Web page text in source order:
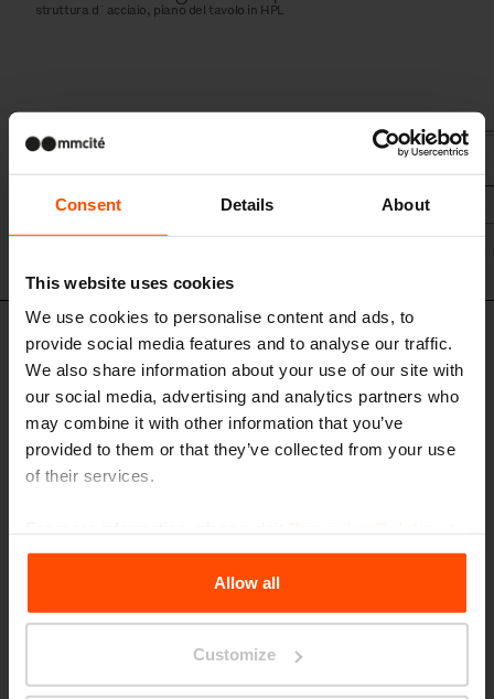
Consent Details About
This website uses cookies
We use cookies to personalise content and ads, to
provide social media features and to analyse our traffic.
We also share information about your use of our site with
our social media, advertising and analytics partners who
may combine it with other information that you’ve
provided to them or that they’ve collected from your use
of their services.
the Processing Personal Data.
Allow all
Customize
struttura d´ acciaio, piano del tavolo in HPL
Set di design
VERA BABY